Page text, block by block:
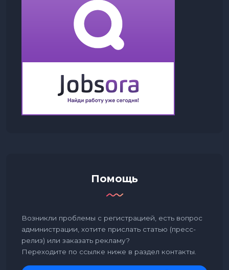
Помощь
Возникли проблемы с регистрацией, есть вопрос
администрации, хотите прислать статью (пресс-
релиз) или заказать рекламу?
Переходите по ссылке ниже в раздел контакты.